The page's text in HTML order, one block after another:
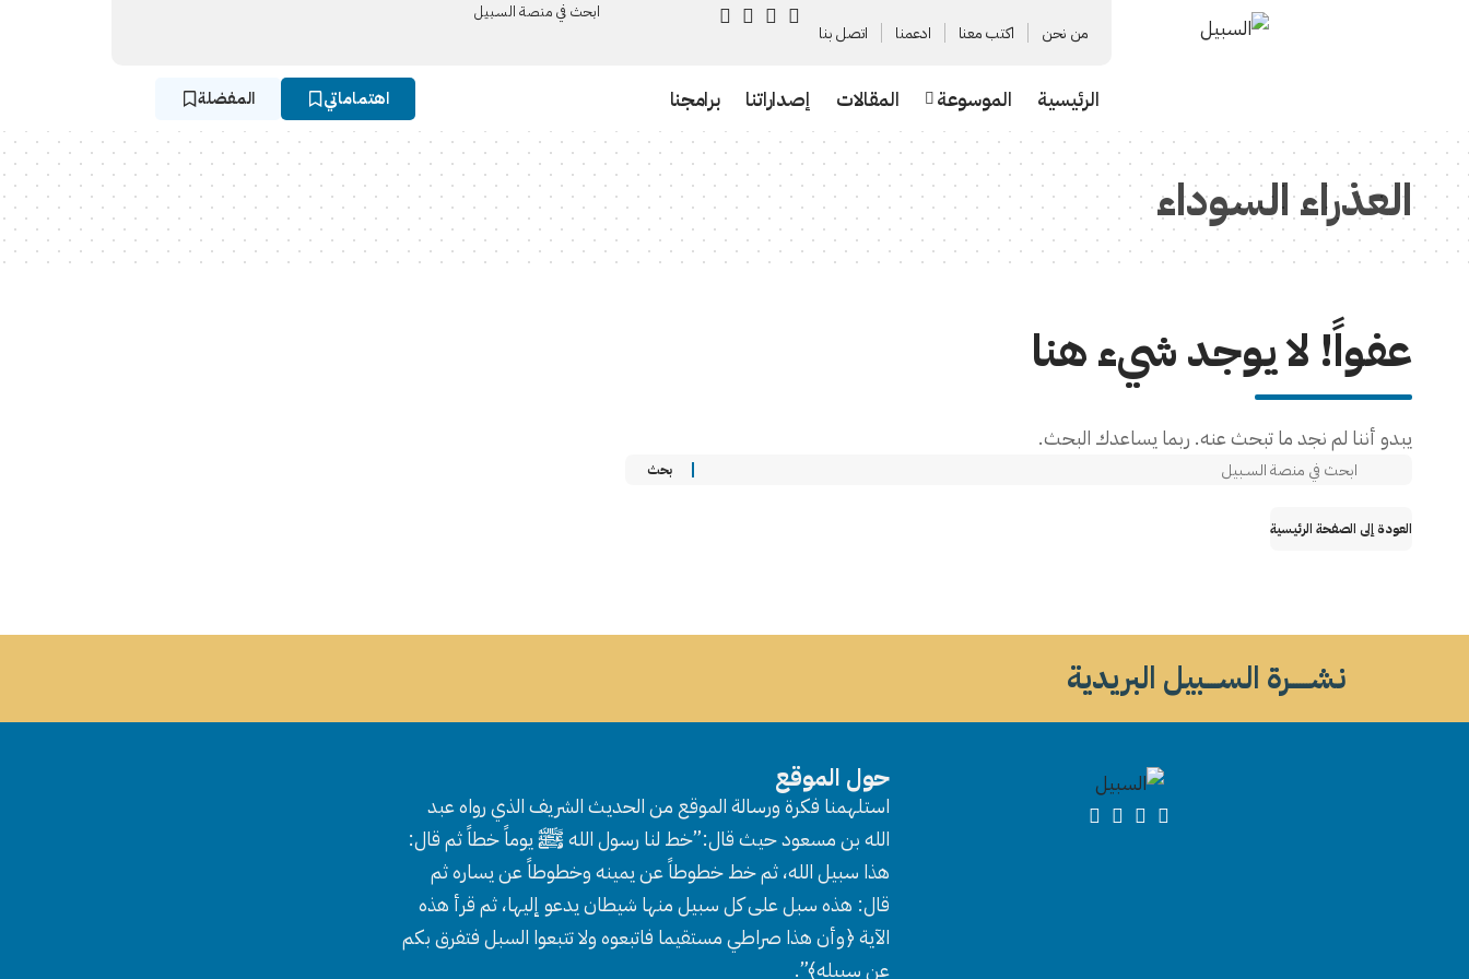
من نحن اكتب معنا ادعمنا اتصل بنا
ابحث في منصة السـبيل
الرئيسية الموسوعة المقالات إصداراتنا برامجنا اهتماماتي المفضلة
العذراء السوداء
عفواً! لا يوجد شيء هنا
يبدو أننا لم نجد ما تبحث عنه. ربما يساعدك البحث.
العودة إلى الصفحة الرئيسية
نشــــــرة الســــبيل البريدية
حول الموقع
استلهمنا فكرة ورسالة الموقع من الحديث الشريف الذي رواه عبد
الله بن مسعود حيث قال:”خط لنا رسول الله ﷺ يوماً خطاً ثم قال:
هذا سبيل الله، ثم خط خطوطاً عن يمينه وخطوطاً عن يساره ثم
قال: هذه سبل على كل سبيل منها شيطان يدعو إليها، ثم قرأ هذه
الآية ﴿وأن هذا صراطي مستقيما فاتبعوه ولا تتبعوا السبل فتفرق بكم
عن سبيله﴾”.